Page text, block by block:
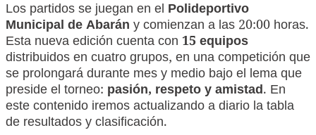
Los partidos se juegan en el Polideportivo
Municipal de Abarán y comienzan a las 20:00 horas.
Esta nueva edición cuenta con 15 equipos
distribuidos en cuatro grupos, en una competición que
se prolongará durante mes y medio bajo el lema que
preside el torneo: pasión, respeto y amistad. En
este contenido iremos actualizando a diario la tabla
de resultados y clasificación.